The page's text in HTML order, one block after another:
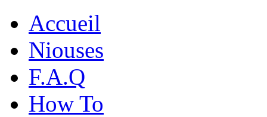
Accueil
Niouses
F.A.Q
How To